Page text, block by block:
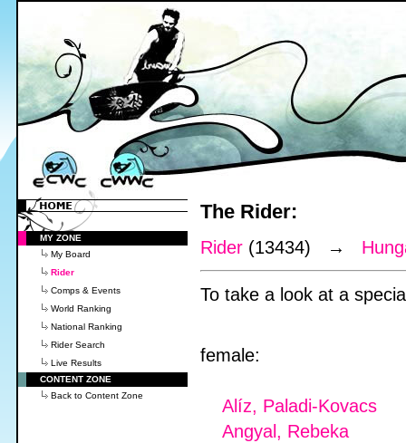
MY ZONE
My Board
Rider
Comps & Events
World Ranking
National Ranking
Rider Search
Live Results
CONTENT ZONE
Back to Content Zone
The Rider:
Rider (13434) →
To take a look at a
female:
Alíz, Paladi-Kovacs
Angyal, Rebeka